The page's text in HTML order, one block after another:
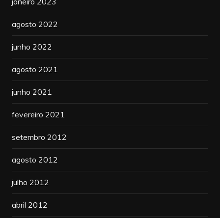
agosto 2022
junho 2022
agosto 2021
junho 2021
fevereiro 2021
setembro 2012
agosto 2012
julho 2012
abril 2012